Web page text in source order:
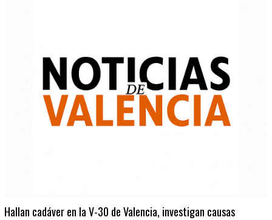
Hallan cadáver en la V-30 de Valencia, investigan causas